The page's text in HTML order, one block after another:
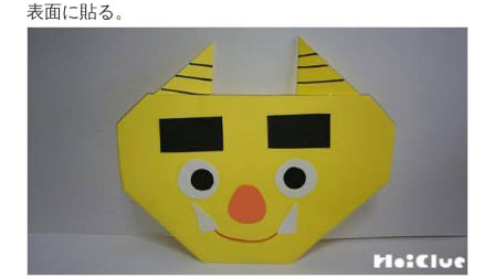
表面に貼る。